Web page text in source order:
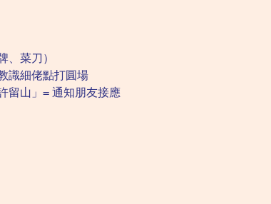
、菜刀）
識細佬點打圓場
留山」= 通知朋友接應